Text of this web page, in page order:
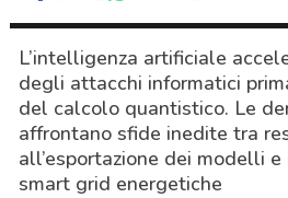
L’intelligenza artificiale
degli attacchi informatici
del calcolo quantistico. Le
affrontano sfide inedite tra
all’esportazione dei modelli
smart grid energetiche